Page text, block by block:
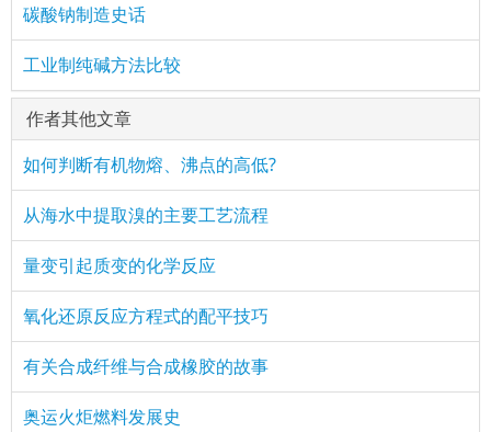
碳酸钠制造史话
工业制纯碱方法比较
作者其他文章
如何判断有机物熔、沸点的高低?
从海水中提取溴的主要工艺流程
量变引起质变的化学反应
氧化还原反应方程式的配平技巧
有关合成纤维与合成橡胶的故事
奥运火炬燃料发展史